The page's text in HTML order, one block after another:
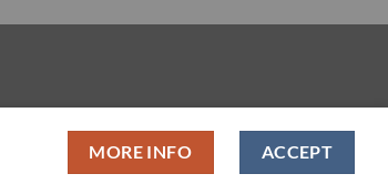
MORE INFO ACCEPT